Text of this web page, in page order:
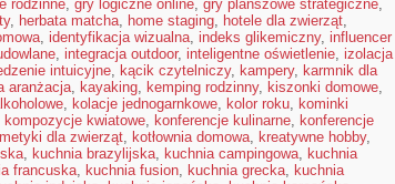
rodzinne, gry logiczne online, gry planszowe strategiczne,
, herbata matcha, home staging, hotele dla zwierząt,
, identyfikacja wizualna, indeks glikemiczny, influencer
, integracja outdoor, inteligentne oświetlenie, izolacja
intuicyjne, kącik czytelniczy, kampery, karmnik dla
aranżacja, kayaking, kemping rodzinny, kiszonki domowe,
, kolacje jednogarnkowe, kolor roku, kominki
kompozycje kwiatowe, konferencje kulinarne, konferencje
dla zwierząt, kotłownia domowa, kreatywne hobby,
, kuchnia brazylijska, kuchnia campingowa, kuchnia
francuska, kuchnia fusion, kuchnia grecka, kuchnia